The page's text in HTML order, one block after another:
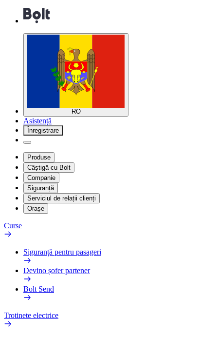
RO
Asistență
Înregistrare
Produse
Câștigă cu Bolt
Companie
Siguranță
Serviciul de relații clienți
Orașe
Curse
Siguranță pentru pasageri
Devino șofer partener
Bolt Send
Trotinete electrice